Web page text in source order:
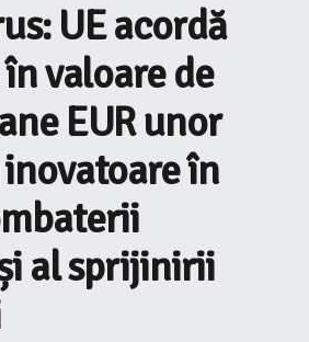
UE acordă
valoare de
EUR unor
în
al sprijinirii